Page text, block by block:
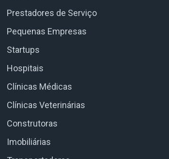
Prestadores de Serviço
Pequenas Empresas
Startups
Hospitais
Clínicas Médicas
Clínicas Veterinárias
Construtoras
Imobiliárias